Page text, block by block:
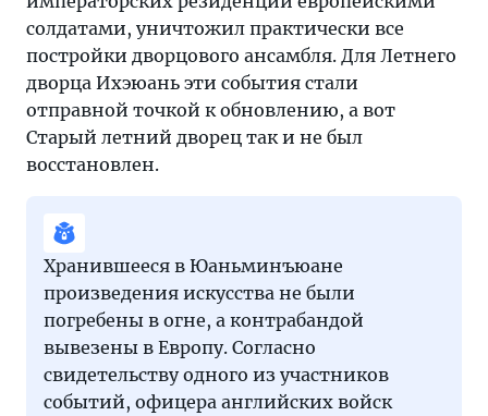
солдатами, уничтожил практически все
постройки дворцового ансамбля. Для Летнего
дворца Ихэюань эти события стали
отправной точкой к обновлению, а вот
Старый летний дворец так и не был
восстановлен.
Хранившееся в Юаньминъюане
произведения искусства не были
погребены в огне, а контрабандой
вывезены в Европу. Согласно
свидетельству одного из участников
событий, офицера английских войск